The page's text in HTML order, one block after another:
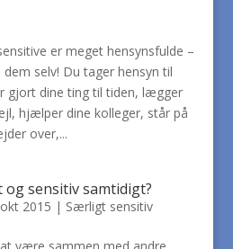
er meget hensynsfulde –
selv! Du tager hensyn til
gjort dine ting til tiden, lægger
hjælper dine kolleger, står på
over,...
sensitiv samtidigt?
2015 | Særligt sensitiv